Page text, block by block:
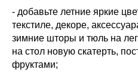
- добавьте летние яркие
текстиле, декоре,
зимние шторы и тюль на
на стол новую скатерть,
фруктами;